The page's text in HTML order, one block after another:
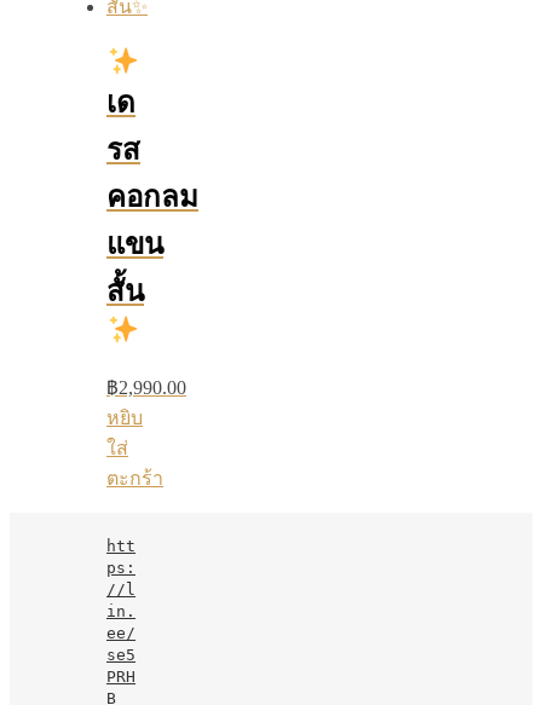
เด
รส
คอกลม
แขน
สั้น
฿2,990.00
หยิบ
ใส่
ตะกร้า
htt
ps:
//l
in.
ee/
se5
PRH
B